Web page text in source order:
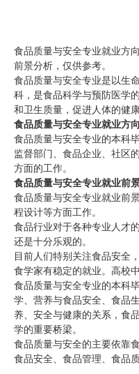
食品质量与安全专业就业方
前景分析，仅供参考。
食品质量与安全专业是以生
科，是食品科学与预防医学
和卫生质量，促进人体的健康
食品质量与安全专业就业方
食品质量与安全专业的本科
监督部门、食品企业、社区
方面的工作。
食品质量与安全专业就业前
食品质量与安全专业就业前
程设计等方面工作。
食品行业对于各种专业人才
还是十分乐观的。
目前人们特别关注食品安全
食学家有稳定的就业。高校
食品质量与安全专业的本科
学、营养与食品安全、食品
养、安全与健康的关系，食
学的重要桥梁。
食品质量与安全的主要依靠
食品安全、食品管理、食品